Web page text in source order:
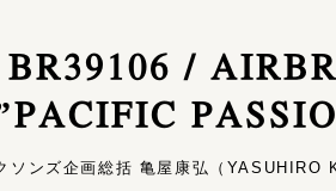
/
ンズ企画総括 亀屋康弘（YASUHIRO